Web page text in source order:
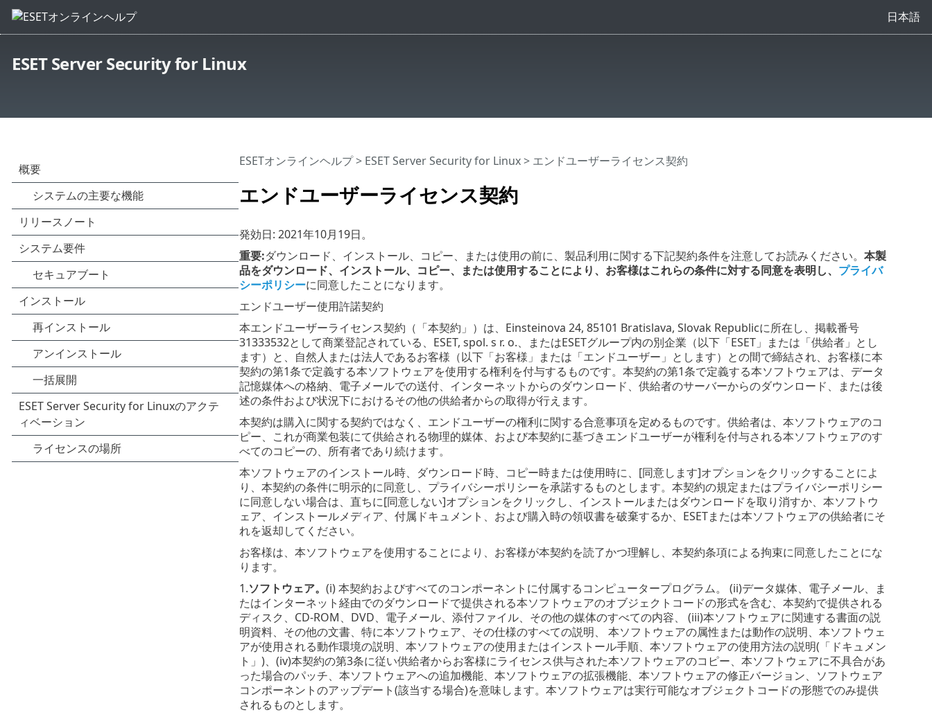
日本語
ESET Server Security for Linux
エンドユーザーライセンス契約
ESETオンラインヘルプ> ESET Server Security for Linux> エンドユーザーライセンス契約
発効日: 2021年10月19日。
重要:ダウンロード、インストール、コピー、または使用の前に、製品利用に関する下記契約条件を注意してお読みください。 本製
品をダウンロード、インストール、コピー、または使用することにより、お客様はこれらの条件に対する同意を表明し、 プライバ
シーポリシーに同意したことになります。
エンドユーザー使用許諾契約
本エンドユーザーライセンス契約（「本契約」）は、Einsteinova 24, 85101 Bratislava, Slovak Republicに所在し、掲載番号
31333532として商業登記されている、ESET, spol. s r. o.、またはESETグループ内の別企業（以下「ESET」または「供給者」とし
ます）と、自然人または法人であるお客様（以下「お客様」または「エンドユーザー」とします）との間で締結され、お客様に本
契約の第1条で定義する本ソフトウェアを使用する権利を付与するものです。本契約の第1条で定義する本ソフトウェアは、データ
記憶媒体への格納、電子メールでの送付、インターネットからのダウンロード、供給者のサーバーからのダウンロード、または後
述の条件および状況下におけるその他の供給者からの取得が行えます。
本契約は購入に関する契約ではなく、エンドユーザーの権利に関する合意事項を定めるものです。供給者は、本ソフトウェアのコ
ピー、これが商業包装にて供給される物理的媒体、および本契約に基づきエンドユーザーが権利を付与される本ソフトウェアのす
べてのコピーの、所有者であり続けます。
本ソフトウェアのインストール時、ダウンロード時、コピー時または使用時に、[同意します]オプションをクリックすることによ
り、本契約の条件に明示的に同意し、プライバシーポリシーを承諾するものとします。本契約の規定またはプライバシーポリシー
に同意しない場合は、直ちに[同意しない]オプションをクリックし、インストールまたはダウンロードを取り消すか、本ソフトウ
ェア、インストールメディア、付属ドキュメント、および購入時の領収書を破棄するか、ESETまたは本ソフトウェアの供給者にそ
れを返却してください。
お客様は、本ソフトウェアを使用することにより、お客様が本契約を読了かつ理解し、本契約条項による拘束に同意したことにな
ります。
1.ソフトウェア。 (i) 本契約およびすべてのコンポーネントに付属するコンピュータープログラム。 (ii)データ媒体、電子メール、ま
たはインターネット経由でのダウンロードで提供される本ソフトウェアのオブジェクトコードの形式を含む、本契約で提供される
ディスク、CD-ROM、DVD、電子メール、添付ファイル、その他の媒体のすべての内容、 (iii)本ソフトウェアに関連する書面の説
明資料、その他の文書、特に本ソフトウェア、その仕様のすべての説明、 本ソフトウェアの属性または動作の説明、本ソフトウェ
アが使用される動作環境の説明、本ソフトウェアの使用またはインストール手順、本ソフトウェアの使用方法の説明(「ドキュメン
ト」)、(iv)本契約の第3条に従い供給者からお客様にライセンス供与された本ソフトウェアのコピー、本ソフトウェアに不具合があ
った場合のパッチ、本ソフトウェアへの追加機能、本ソフトウェアの拡張機能、本ソフトウェアの修正バージョン、ソフトウェア
コンポーネントのアップデート(該当する場合)を意味します。本ソフトウェアは実行可能なオブジェクトコードの形態でのみ提供
されるものとします。